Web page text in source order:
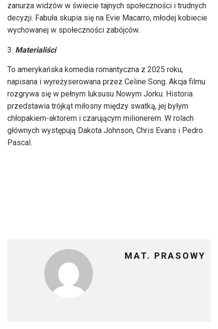
zanurza widzów w świecie tajnych społeczności i trudnych
decyzji. Fabuła skupia się na Evie Macarro, młodej kobiecie
wychowanej w społeczności zabójców.
Materialiści
To amerykańska komedia romantyczna z 2025 roku,
napisana i wyreżyserowana przez Celine Song. Akcja filmu
rozgrywa się w pełnym luksusu Nowym Jorku. Historia
przedstawia trójkąt miłosny między swatką, jej byłym
chłopakiem-aktorem i czarującym milionerem. W rolach
głównych występują Dakota Johnson, Chris Evans i Pedro
Pascal.
MAT. PRASOWY